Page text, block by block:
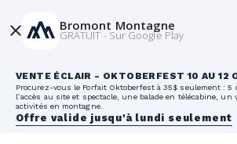
VENTE ÉCLAIR - OKTOBERFEST 10 AU 12
Procurez-vous le Forfait Oktoberfest à 35$ seulement : 5
l’accès au site et spectacle, une balade en télécabine, un
activités en montagne.
Offre valide jusqu'à lundi seulement
Bromont Montagne
GRATUIT - Sur Google Play